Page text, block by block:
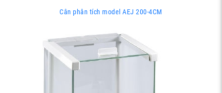
Cân phân tích model AEJ 200-4CM